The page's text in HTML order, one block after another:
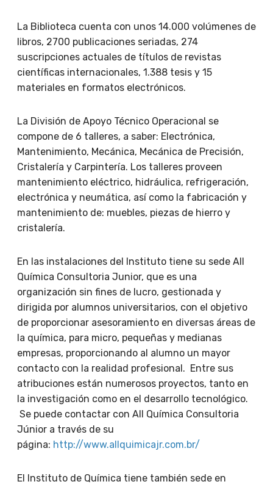
La Biblioteca cuenta con unos 14.000 volúmenes de
libros, 2700 publicaciones seriadas, 274
suscripciones actuales de títulos de revistas
científicas internacionales, 1.388 tesis y 15
materiales en formatos electrónicos.
La División de Apoyo Técnico Operacional se
compone de 6 talleres, a saber: Electrónica,
Mantenimiento, Mecánica, Mecánica de Precisión,
Cristalería y Carpintería. Los talleres proveen
mantenimiento eléctrico, hidráulica, refrigeración,
electrónica y neumática, así como la fabricación y
mantenimiento de: muebles, piezas de hierro y
cristalería.
En las instalaciones del Instituto tiene su sede All
Química Consultoria Junior, que es una
organización sin fines de lucro, gestionada y
dirigida por alumnos universitarios, con el objetivo
de proporcionar asesoramiento en diversas áreas de
la química, para micro, pequeñas y medianas
empresas, proporcionando al alumno un mayor
contacto con la realidad profesional. Entre sus
atribuciones están numerosos proyectos, tanto en
la investigación como en el desarrollo tecnológico.
Se puede contactar con All Química Consultoria
Júnior a través de su
página: http://www.allquimicajr.com.br/
El Instituto de Química tiene también sede en